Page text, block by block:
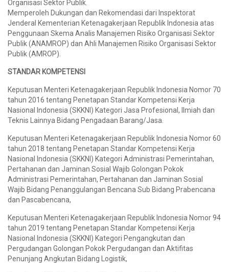
Organisasi Sektor Publik.
Memperoleh Dukungan dan Rekomendasi dari Inspektorat
Jenderal Kementerian Ketenagakerjaan Republik Indonesia atas
Penggunaan Skema Analis Manajemen Risiko Organisasi Sektor
Publik (ANAMROP) dan Ahli Manajemen Risiko Organisasi Sektor
Publik (AMROP).
STANDAR KOMPETENSI
Keputusan Menteri Ketenagakerjaan Republik Indonesia Nomor 70
tahun 2016 tentang Penetapan Standar Kompetensi Kerja
Nasional Indonesia (SKKNI) Kategori Jasa Profesional, Ilmiah dan
Teknis Lainnya Bidang Pengadaan Barang/Jasa.
Keputusan Menteri Ketenagakerjaan Republik Indonesia Nomor 60
tahun 2018 tentang Penetapan Standar Kompetensi Kerja
Nasional Indonesia (SKKNI) Kategori Administrasi Pemerintahan,
Pertahanan dan Jaminan Sosial Wajib Golongan Pokok
Administrasi Pemerintahan, Pertahanan dan Jaminan Sosial
Wajib Bidang Penanggulangan Bencana Sub Bidang Prabencana
dan Pascabencana,
Keputusan Menteri Ketenagakerjaan Republik Indonesia Nomor 94
tahun 2019 tentang Penetapan Standar Kompetensi Kerja
Nasional Indonesia (SKKNI) Kategori Pengangkutan dan
Pergudangan Golongan Pokok Pergudangan dan Aktifitas
Penunjang Angkutan Bidang Logistik,